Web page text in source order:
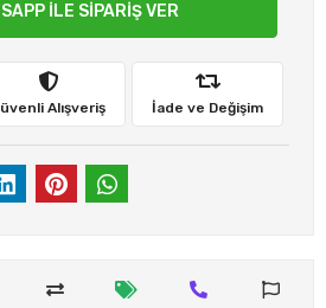
İLE SİPARİŞ VER
Alışveriş İade ve Değişim